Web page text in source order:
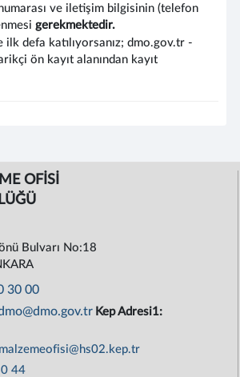
ve iletişim bilgisinin (telefon
gerekmektedir.
ilk defa katılıyorsanız; dmo.gov.tr -
ön kayıt alanından kayıt
OFİSİ
Bulvarı No:18
30 00
Kep Adresi1:
44